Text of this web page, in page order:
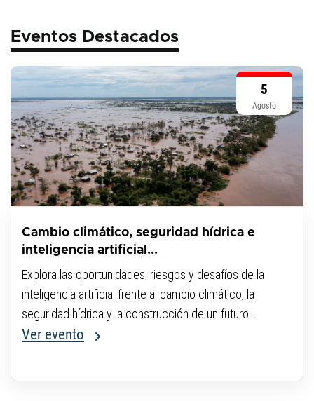
Eventos Destacados
5
Agosto
Cambio climático, seguridad hídrica e
inteligencia artificial...
Explora las oportunidades, riesgos y desafíos de la
inteligencia artificial frente al cambio climático, la
seguridad hídrica y la construcción de un futuro
sostenible.
Ver evento